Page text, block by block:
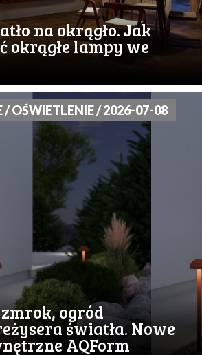
na okrągło. Jak
okrągłe lampy we
OŚWIETLENIE / 2026-07-08
ogród
światła. Nowe
AQForm